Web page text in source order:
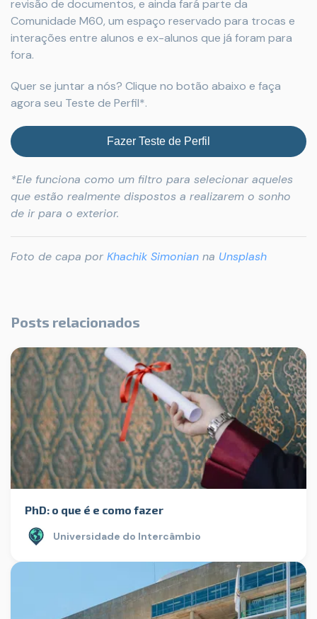
revisão de documentos, e ainda fará parte da
Comunidade M60, um espaço reservado para trocas e
interações entre alunos e ex-alunos que já foram para
fora.
Quer se juntar a nós? Clique no botão abaixo e faça
agora seu Teste de Perfil*.
Fazer Teste de Perfil
*Ele funciona como um filtro para selecionar aqueles
que estão realmente dispostos a realizarem o sonho
de ir para o exterior.
Foto de capa por Khachik Simonian na Unsplash
Posts relacionados
PhD: o que é e como fazer
Universidade do Intercâmbio